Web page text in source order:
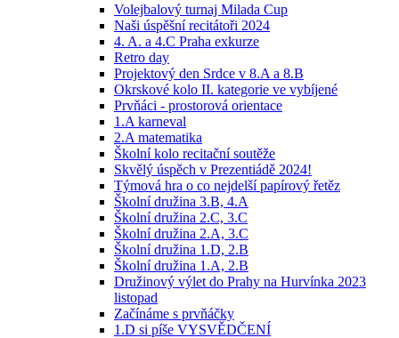
Volejbalový turnaj Milada Cup
Naši úspěšní recitátoři 2024
4. A. a 4.C Praha exkurze
Retro day
Projektový den Srdce v 8.A a 8.B
Okrskové kolo II. kategorie ve vybíjené
Prvňáci - prostorová orientace
1.A karneval
2.A matematika
Školní kolo recitační soutěže
Skvělý úspěch v Prezentiádě 2024!
Týmová hra o co nejdelší papírový řetěz
Školní družina 3.B, 4.A
Školní družina 2.C, 3.C
Školní družina 2.A, 3.C
Školní družina 1.D, 2.B
Školní družina 1.A, 2.B
Družinový výlet do Prahy na Hurvínka 2023
listopad
Začínáme s prvňáčky
1.D si píše VYSVĚDČENÍ